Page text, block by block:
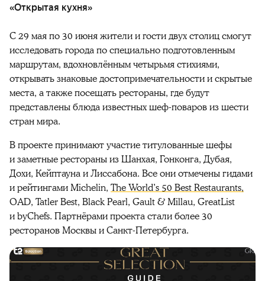
«Открытая кухня»
С 29 мая по 30 июня жители и гости двух столиц смогут
исследовать города по специально подготовленным
маршрутам, вдохновлённым четырьмя стихиями,
открывать знаковые достопримечательности и скрытые
места, а также посещать рестораны, где будут
представлены блюда известных шеф-поваров из шести
стран мира.
В проекте принимают участие титулованные шефы
и заметные рестораны из Шанхая, Гонконга, Дубая,
Дохи, Кейптауна и Лиссабона. Все они отмечены гидами
и рейтингами Michelin, The World’s 50 Best Restaurants,
OAD, Tatler Best, Black Pearl, Gault & Millau, GreatList
и byChefs. Партнёрами проекта стали более 30
ресторанов Москвы и Санкт-Петербурга.